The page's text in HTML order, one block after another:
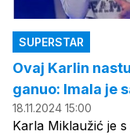
SUPERSTAR
Ovaj Karlin
ganuo: Imala je
18.11.2024 15:00
Karla Miklaužić je